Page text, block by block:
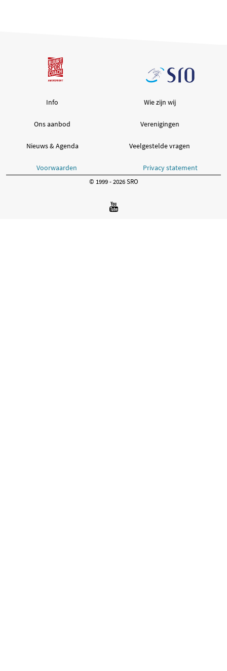
Info
Ons aanbod
Nieuws & Agenda
Wie zijn wij
Verenigingen
Veelgestelde vragen
Voorwaarden Privacy statement
© 1999 - 2026 SRO